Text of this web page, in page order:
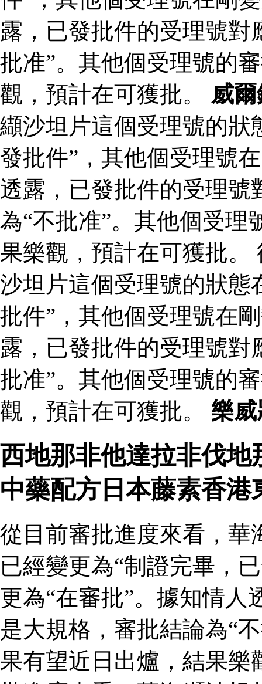
露，已發批件的受理號對
批准”。其他個受理號的
觀，預計在可獲批。 威
纈沙坦片這個受理號的狀
發批件”，其他個受理號
透露，已發批件的受理號
為“不批准”。其他個受理
果樂觀，預計在可獲批。
沙坦片這個受理號的狀態
批件”，其他個受理號在
露，已發批件的受理號對
批准”。其他個受理號的
觀，預計在可獲批。 樂威
西地那非他達拉非伐
中藥配方日本藤素香港
從目前審批進度來看，華
已經變更為“制證完畢，
更為“在審批”。據知情
是大規格，審批結論為“
果有望近日出爐，結果樂